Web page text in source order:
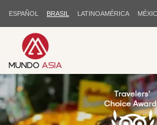
ESPAÑOL BRASIL LATINOAMÉRICA